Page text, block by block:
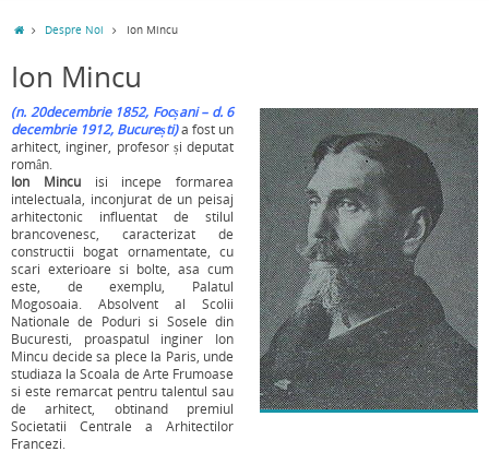
Despre Noi Ion Mincu
Ion Mincu
(n. 20decembrie 1852, Focșani – d. 6
decembrie 1912, București)a fost un
arhitect, inginer, profesor și deputat
român.
Ion Mincuisi incepe formarea
intelectuala, inconjurat de un peisaj
arhitectonic influentat de stilul
brancovenesc, caracterizat de
constructii bogat ornamentate, cu
scari exterioare si bolte, asa cum
este, de exemplu, Palatul
Mogosoaia. Absolvent al Scolii
Nationale de Poduri si Sosele din
Bucuresti, proaspatul inginer Ion
Mincu decide sa plece la Paris, unde
studiaza la Scoala de Arte Frumoase
si este remarcat pentru talentul sau
de arhitect, obtinand premiul
Societatii Centrale a Arhitectilor
Francezi.